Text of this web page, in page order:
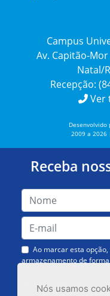
Nós usamos
Campus
Av. Capitão-
Natal/
Recepção:
Ver
Desenvolvido
2009 a 2026
Receba
Ao marcar esta
armazenamento de